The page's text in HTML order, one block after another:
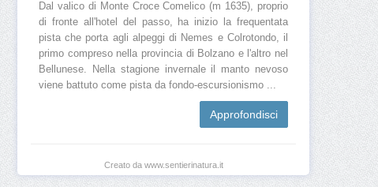
Dal valico di Monte Croce Comelico (m 1635), proprio
di fronte all'hotel del passo, ha inizio la frequentata
pista che porta agli alpeggi di Nemes e Colrotondo, il
primo compreso nella provincia di Bolzano e l'altro nel
Bellunese. Nella stagione invernale il manto nevoso
viene battuto come pista da fondo-escursionismo ...
Approfondisci
Creato da www.sentierinatura.it